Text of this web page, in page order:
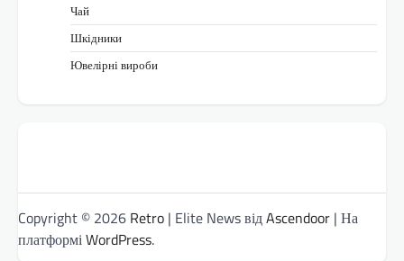
Чай
Шкідники
Ювелірні вироби
Copyright © 2026 Retro | Elite News відAscendoor | На
платформіWordPress.